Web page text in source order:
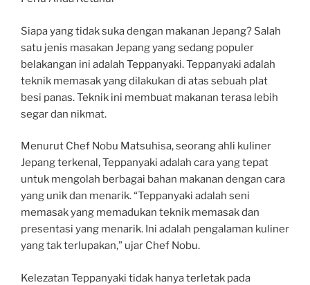
Siapa yang tidak suka dengan makanan Jepang? Salah
satu jenis masakan Jepang yang sedang populer
belakangan ini adalah Teppanyaki. Teppanyaki adalah
teknik memasak yang dilakukan di atas sebuah plat
besi panas. Teknik ini membuat makanan terasa lebih
segar dan nikmat.
Menurut Chef Nobu Matsuhisa, seorang ahli kuliner
Jepang terkenal, Teppanyaki adalah cara yang tepat
untuk mengolah berbagai bahan makanan dengan cara
yang unik dan menarik. “Teppanyaki adalah seni
memasak yang memadukan teknik memasak dan
presentasi yang menarik. Ini adalah pengalaman kuliner
yang tak terlupakan,” ujar Chef Nobu.
Kelezatan Teppanyaki tidak hanya terletak pada